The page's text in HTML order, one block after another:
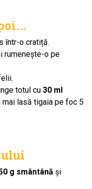
într-o cratiță.
rumenește-o pe
totul cu 30 ml
mai lasă tigaia pe foc 5
g smântână și